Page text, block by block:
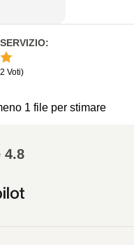
:
Voti)
1 file per stimare
4.8